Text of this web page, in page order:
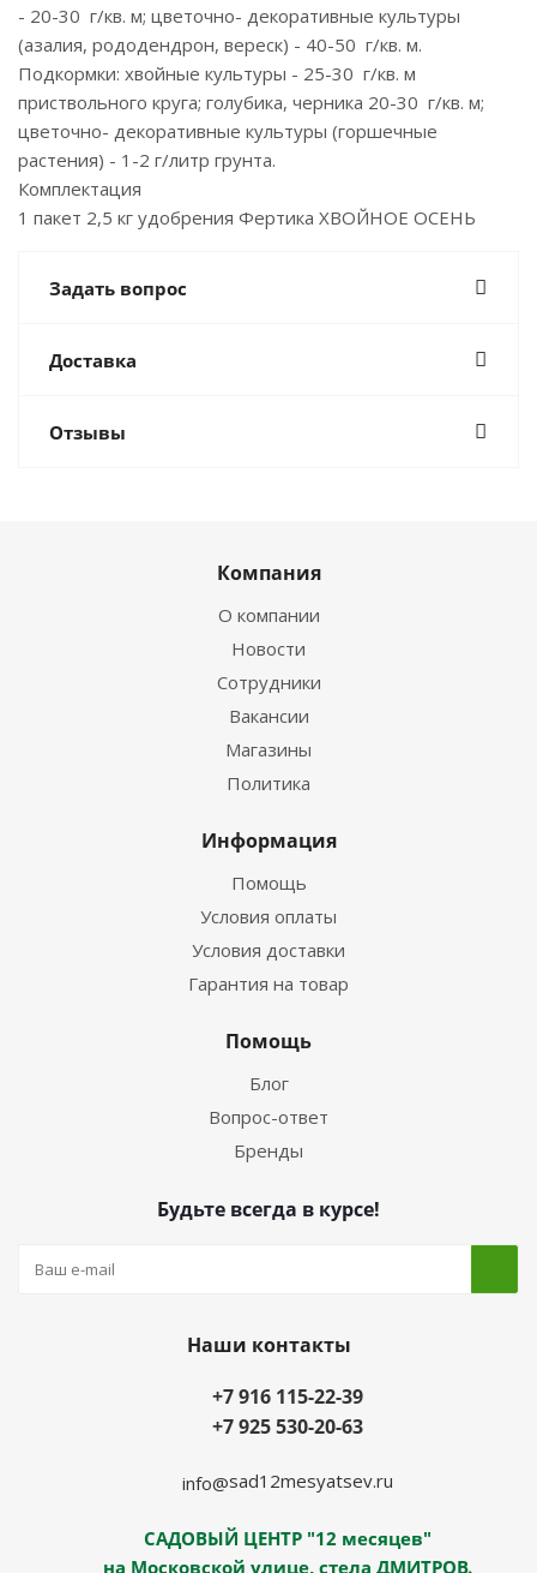
- 20-30 г/кв. м; цветочно- декоративные культуры
(азалия, рододендрон, вереск) - 40-50 г/кв. м.
Подкормки: хвойные культуры - 25-30 г/кв. м
приствольного круга; голубика, черника 20-30 г/кв. м;
цветочно- декоративные культуры (горшечные
растения) - 1-2 г/литр грунта.
Комплектация
1 пакет 2,5 кг удобрения Фертика ХВОЙНОЕ ОСЕНЬ
Задать вопрос
Доставка
Отзывы
Компания
О компании
Новости
Сотрудники
Вакансии
Магазины
Политика
Информация
Помощь
Условия оплаты
Условия доставки
Гарантия на товар
Помощь
Блог
Вопрос-ответ
Бренды
Будьте всегда в курсе!
Наши контакты
+7 916 115-22-39
+7 925 530-20-63
info@sad12mesyatsev.ru
САДОВЫЙ ЦЕНТР "12 месяцев"
на Московской улице, стела ДМИТРОВ.